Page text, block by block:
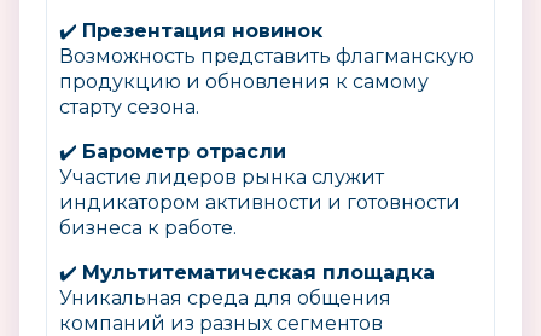
✔️ Презентация новинок
Возможность представить флагманскую
продукцию и обновления к самому
старту сезона.
✔️ Барометр отрасли
Участие лидеров рынка служит
индикатором активности и готовности
бизнеса к работе.
✔️ Мультитематическая площадка
Уникальная среда для общения
компаний из разных сегментов